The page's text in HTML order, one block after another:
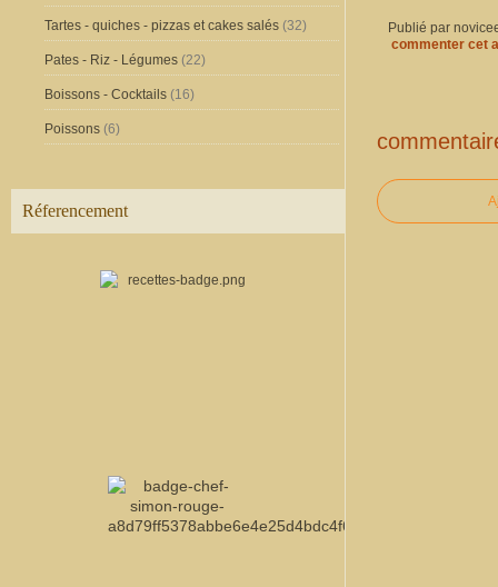
Tartes - quiches - pizzas et cakes salés (32)
Pates - Riz - Légumes (22)
Boissons - Cocktails (16)
Poissons (6)
Réferencement
Publié par
commenter cet